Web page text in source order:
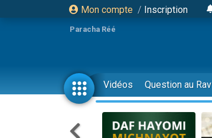
Mon compte / Inscription
Paracha Réé
Vidéos Question au Rav